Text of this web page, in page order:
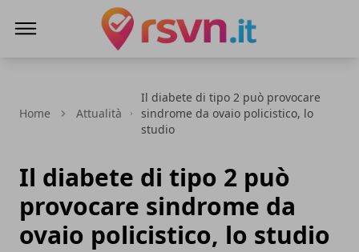
Home Attualità
Il diabete di tipo 2 può provocare
sindrome da ovaio policistico, lo
studio
Il diabete di tipo 2 può
provocare sindrome da
ovaio policistico, lo studio